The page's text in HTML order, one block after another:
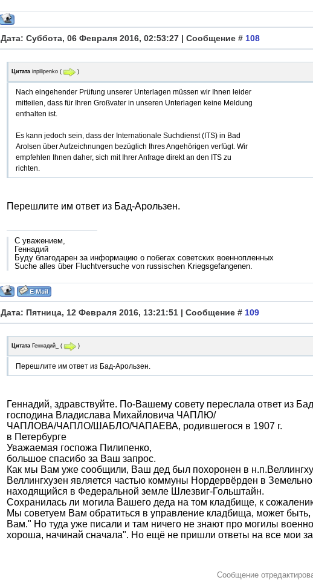
Дата: Суббота, 06 Февраля 2016, 02:53:27 | Сообщение # 108
Цитата inpilipenko ( )
Nach eingehender Prüfung unserer Unterlagen müssen wir Ihnen leider
mitteilen, dass für Ihren Großvater in unseren Unterlagen keine Meldung
enthalten ist.
Es kann jedoch sein, dass der Internationale Suchdienst (ITS) in Bad
Arolsen über Aufzeichnungen bezüglich Ihres Angehörigen verfügt. Wir
empfehlen Ihnen daher, sich mit Ihrer Anfrage direkt an den ITS zu
richten.
Перешлите им ответ из Бад-Арользен.
С уважением,
Геннадий
Буду благодарен за информацию о побегах советских военнопленных
Suche alles über Fluchtversuche von russischen Kriegsgefangenen.
Дата: Пятница, 12 Февраля 2016, 13:21:51 | Сообщение # 109
Цитата Геннадий_ ( )
Перешлите им ответ из Бад-Арользен.
Геннадий, здравствуйте. По-Вашему совету переслала ответ из
господина Владислава Михайловича ЧАПЛЮ/
ЧАПЛОВА/ЧАПЛО/ШАБЛО/ЧАПАЕВА, родившегося в 1907 г.
в Петербурге
Уважаемая госпожа Пилипенко,
большое спасибо за Ваш запрос.
Как мы Вам уже сообщили, Ваш дед был похоронен в
Веллингхузен является частью коммуны Нордервёрден в
находящийся в Федеральной земле Шлезвиг-Гольштайн.
Сохранилась ли могила Вашего деда на том кладбище, к
Мы советуем Вам обратиться в управление кладбища, может быть,
Вам." Но туда уже писали и там ничего не знают про могилы
хороша, начинай сначала". Но ещё не пришли ответы на все мои
Сообщение